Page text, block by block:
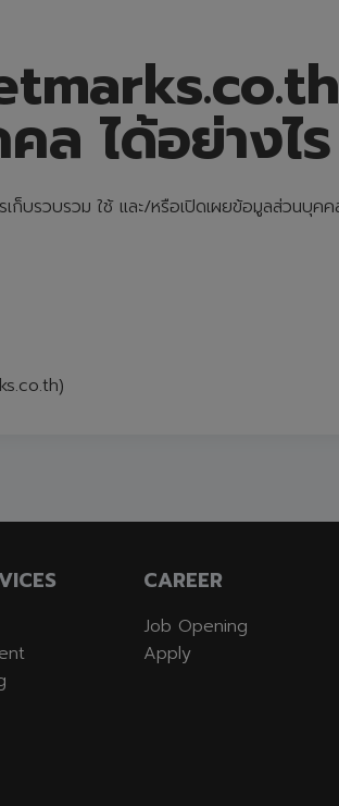
ได้อย่างไร
ก็บรวบรวม ใช้ และ/หรือเปิดเผยข้อมูลส่วนบุ
CAREER
Job Opening
Apply